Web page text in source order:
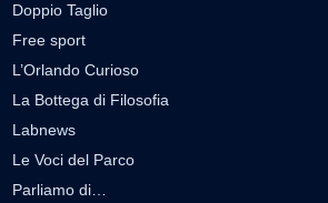
Doppio Taglio
Free sport
L’Orlando Curioso
La Bottega di Filosofia
Labnews
Le Voci del Parco
Parliamo di…